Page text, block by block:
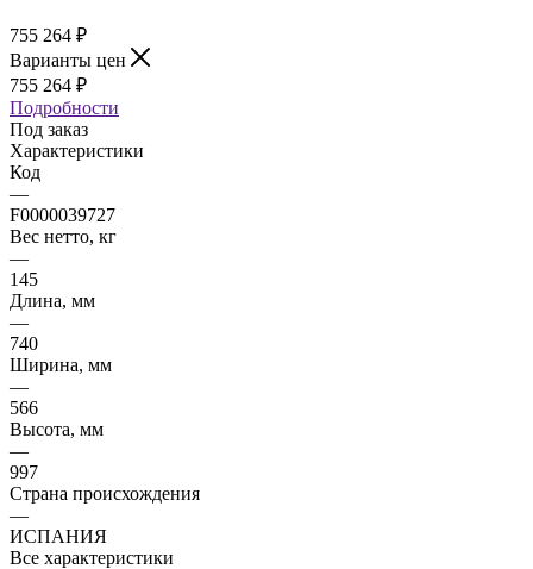
755 264 ₽
Варианты цен
755 264 ₽
Подробности
Под заказ
Характеристики
Код
—
F0000039727
Вес нетто, кг
—
145
Длина, мм
—
740
Ширина, мм
—
566
Высота, мм
—
997
Страна происхождения
—
ИСПАНИЯ
Все характеристики